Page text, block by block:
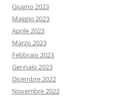
Giugno 2023
Maggio 2023
Aprile 2023
Marzo 2023
Febbraio 2023
Gennaio 2023
Dicembre 2022
Novembre 2022